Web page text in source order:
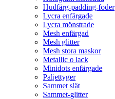
Hudfärg-padding-foder
Lycra enfärgade
Lycra mönstrade
Mesh enfärgad
Mesh glitter
Mesh stora maskor
Metallic o lack
Minidots enfärgade
Paljettyger
Sammet slät
Sammet-glitter